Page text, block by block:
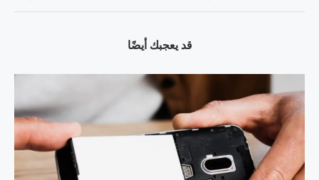
قد يعجبك أيضًا